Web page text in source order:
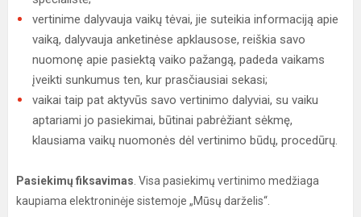
vertinime dalyvauja vaikų tėvai, jie suteikia informaciją apie
vaiką, dalyvauja anketinėse apklausose, reiškia savo
nuomonę apie pasiektą vaiko pažangą, padeda vaikams
įveikti sunkumus ten, kur prasčiausiai sekasi;
vaikai taip pat aktyvūs savo vertinimo dalyviai, su vaiku
aptariami jo pasiekimai, būtinai pabrėžiant sėkmę,
klausiama vaikų nuomonės dėl vertinimo būdų, procedūrų.
Pasiekimų fiksavimas . Visa pasiekimų vertinimo medžiaga
kaupiama elektroninėje sistemoje „Mūsų darželis“.